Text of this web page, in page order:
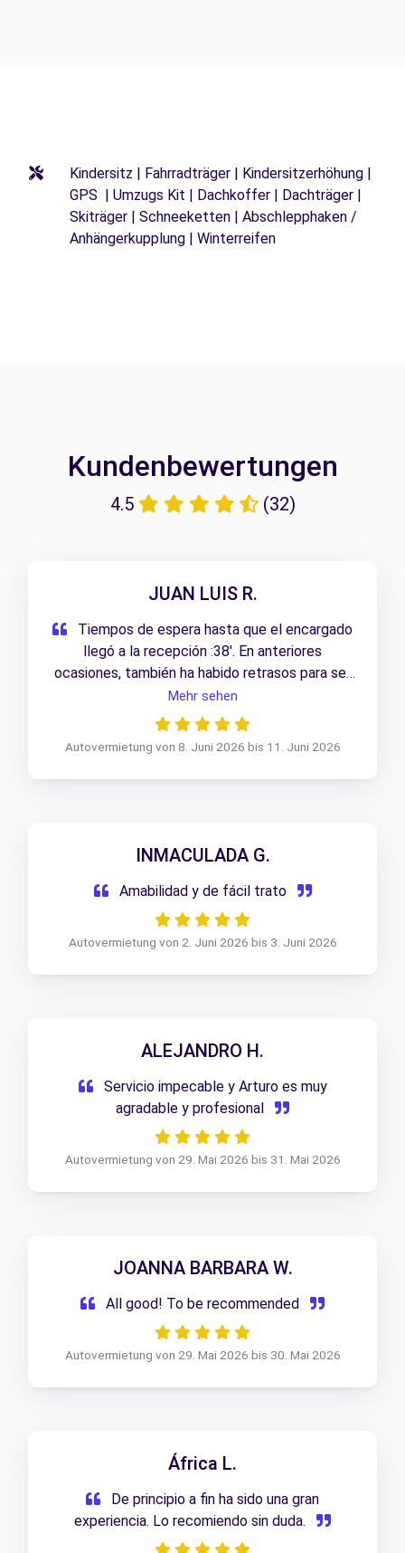
Kindersitz | Fahrradträger | Kindersitzerhöhung |
GPS | Umzugs Kit | Dachkoffer | Dachträger |
Skiträger | Schneeketten | Abschlepphaken /
Anhängerkupplung | Winterreifen
Kundenbewertungen
4.5 (32)
JUAN LUIS R.
Tiempos de espera hasta que el encargado
llegó a la recepción :38'. En anteriores
ocasiones, también ha habido retrasos para ser
atendido.
Mehr sehen
Autovermietung von 8. Juni 2026 bis 11. Juni 2026
INMACULADA G.
Amabilidad y de fácil trato
Autovermietung von 2. Juni 2026 bis 3. Juni 2026
ALEJANDRO H.
Servicio impecable y Arturo es muy
agradable y profesional
Autovermietung von 29. Mai 2026 bis 31. Mai 2026
JOANNA BARBARA W.
All good! To be recommended
Autovermietung von 29. Mai 2026 bis 30. Mai 2026
África L.
De principio a fin ha sido una gran
experiencia. Lo recomiendo sin duda.